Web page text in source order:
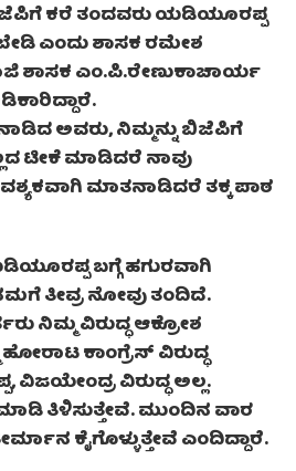
ಕರೆ ತಂದವರು ಯಡಿಯೂರಪ್ಪ
ಎಂದು ಶಾಸಕ ರಮೇಶ
ಶಾಸಕ ಎಂ.ಪಿ.ರೇಣುಕಾಚಾರ್ಯ
ಅವರು, ನಿಮ್ಮನ್ನು ಬಿಜೆಪಿಗೆ
ಟೀಕೆ ಮಾಡಿದರೆ ನಾವು
ಮಾತನಾಡಿದರೆ ತಕ್ಕ ಪಾಠ
ಬಗ್ಗೆ ಹಗುರವಾಗಿ
ತೀವ್ರ ನೋವು ತಂದಿದೆ.
ನಿಮ್ಮ ವಿರುದ್ಧ ಆಕ್ರೋಶ
ಹೋರಾಟ ಕಾಂಗ್ರೆಸ್ ವಿರುದ್ಧ
ವಿರುದ್ಧ ಅಲ್ಲ.
ತಿಳಿಸುತ್ತೇವೆ. ಮುಂದಿನ ವಾರ
ಕೈಗೊಳ್ಳುತ್ತೇವೆ ಎಂದಿದ್ದಾರೆ.